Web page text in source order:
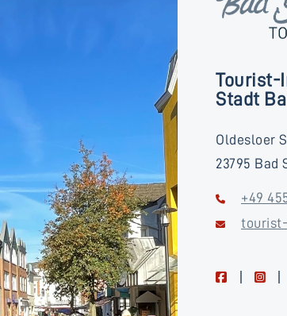
Tourist-
Stadt
Oldesloer
23795 Bad
+49
tourist-
facebook